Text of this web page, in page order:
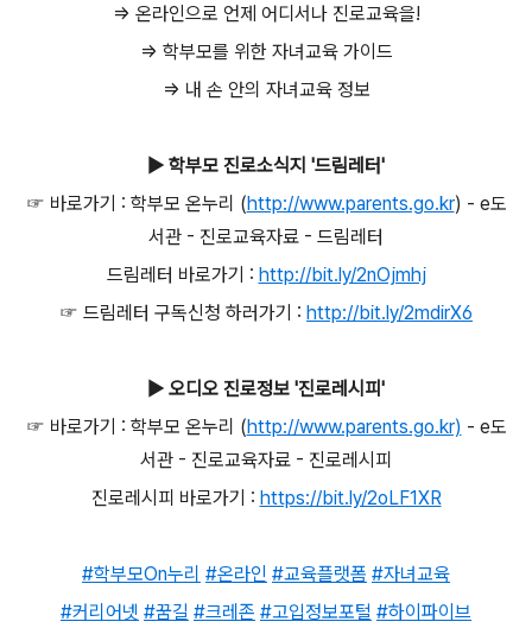
⇒ 온라인으로 언제 어디서나 진로교육을!
⇒ 학부모를 위한 자녀교육 가이드
⇒ 내 손 안의 자녀교육 정보
▶ 학부모 진로소식지 '드림레터'
☞ 바로가기 : 학부모 온누리 (http://www.parents.go.kr) - e도
서관 - 진로교육자료 - 드림레터
드림레터 바로가기 : http://bit.ly/2nOjmhj
☞ 드림레터 구독신청 하러가기 : http://bit.ly/2mdirX6
▶ 오디오 진로정보 '진로레시피'
☞ 바로가기 : 학부모 온누리 (http://www.parents.go.kr) - e도
서관 - 진로교육자료 - 진로레시피
진로레시피 바로가기 : https://bit.ly/2oLF1XR
#학부모On누리 #온라인 #교육플랫폼 #자녀교육
#커리어넷 #꿈길 #크레존 #고입정보포털 #하이파이브